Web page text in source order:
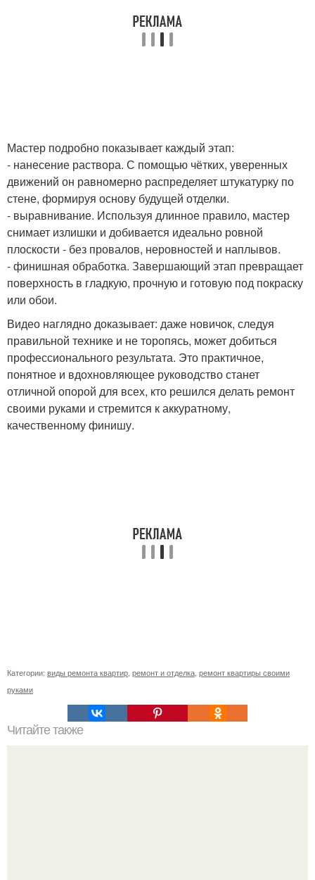
Мастер подробно показывает каждый этап:
- нанесение раствора. С помощью чётких, уверенных
движений он равномерно распределяет штукатурку по
стене, формируя основу будущей отделки.
- выравнивание. Используя длинное правило, мастер
снимает излишки и добивается идеально ровной
плоскости - без провалов, неровностей и наплывов.
- финишная обработка. Завершающий этап превращает
поверхность в гладкую, прочную и готовую под покраску
или обои.
Видео наглядно доказывает: даже новичок, следуя
правильной технике и не торопясь, может добиться
профессионального результата. Это практичное,
понятное и вдохновляющее руководство станет
отличной опорой для всех, кто решился делать ремонт
своими руками и стремится к аккуратному,
качественному финишу.
Категории: виды ремонта квартир ремонт и отделка ремонт квартиры своими
руками
Читайте также